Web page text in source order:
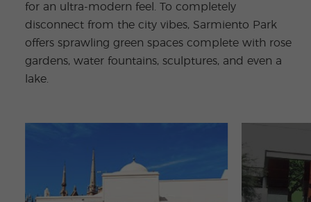
for an ultra-modern feel. To completely
disconnect from the city vibes, Sarmiento Park
offers sprawling green spaces complete with rose
gardens, water fountains, sculptures, and even a
lake.